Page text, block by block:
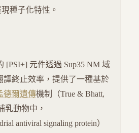
現種子化特性。
[PSI+] 元件透過 Sup35 NM 域
譯終止效率，提供了一種基於
德爾遺傳機制（True & Bhatt,
乳動物中，
antiviral signaling protein）